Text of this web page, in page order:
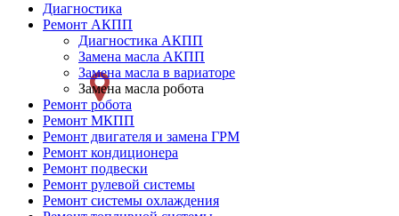
Меню
Ремонт
Диагностика
Ремонт АКПП
Диагностика АКПП
Замена масла АКПП
Замена масла в вариаторе
Замена масла робота
Ремонт робота
Ремонт МКПП
Ремонт двигателя и замена ГРМ
Ремонт кондиционера
Ремонт подвески
Ремонт рулевой системы
Ремонт системы охлаждения